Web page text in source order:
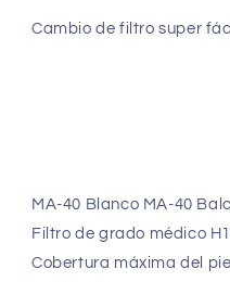
Cambio de filtro super
MA-40 Blanco MA-40
Filtro de grado médico
Cobertura máxima del